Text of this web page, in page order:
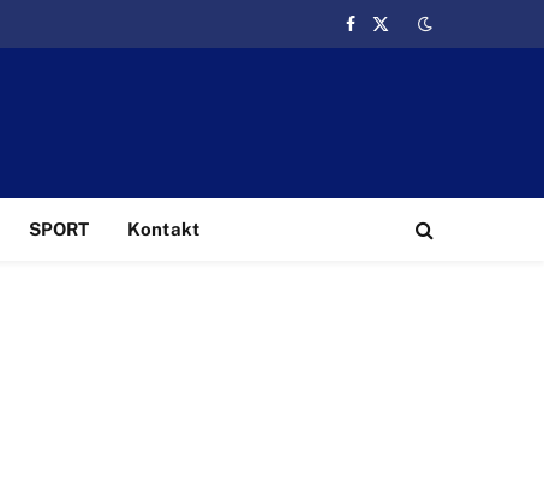
Facebook
X
SPORT Kontakt